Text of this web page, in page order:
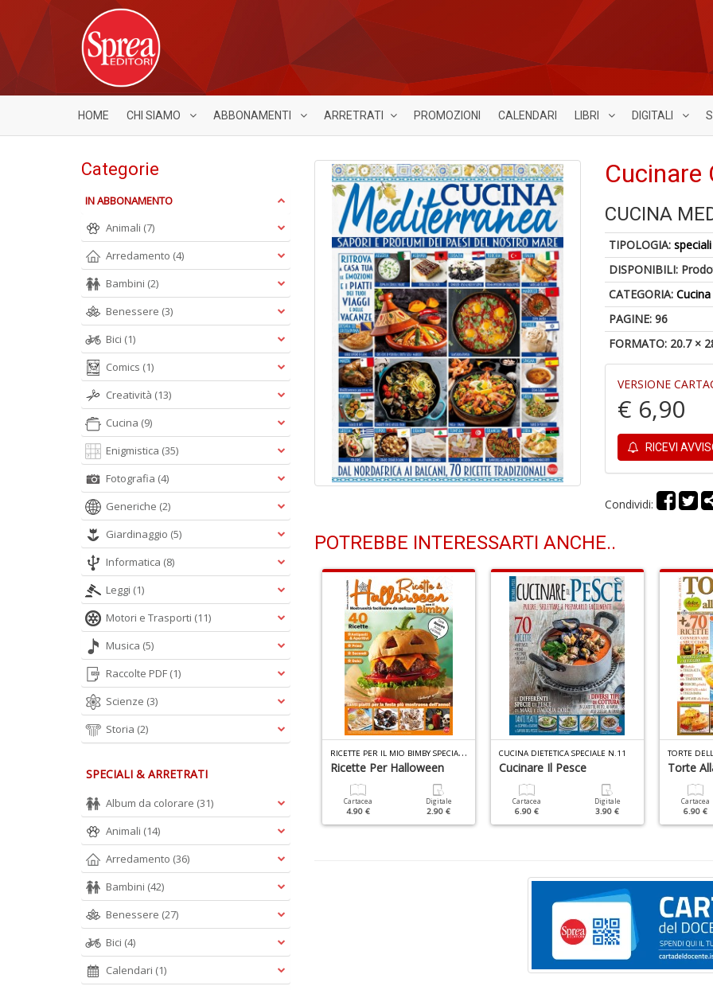
HOME CHI SIAMO ABBONAMENTI ARRETRATI PROMOZIONI CALENDARI LIBRI DIGITALI
Cucinare
CUCINA
TIPOLOGIA:speciali
DISPONIBILI:
CATEGORIA:Cucina
PAGINE: 96
FORMATO: 20.7 ×
VERSIONE
€ 6,90
RICEVI
Condividi:
POTREBBE INTERESSARTI ANCHE..
Della Nonna
Digitale
4.90 €
Frittelle
Cartacea
3.90 €
Digitale
R
ICETTE PER IL MIO BIMBY SPECIALE N.2
Ricette Per Halloween
Cartacea
4.90 €
Digitale
2.90 €
CUCINA DIETETICA SPECIALE N.11
Cucinare Il Pesce
Cartacea
6.90 €
Digitale
3.90 €
Torte
Cartacea
6.90 €
Categorie
IN ABBONAMENTO
Animali (7)
Arredamento (4)
Bambini (2)
Benessere (3)
Bici (1)
Comics (1)
Creatività (13)
Cucina (9)
Enigmistica (35)
Fotografia (4)
Generiche (2)
Giardinaggio (5)
Informatica (8)
Leggi (1)
Motori e Trasporti (11)
Musica (5)
Raccolte PDF (1)
Scienze (3)
Storia (2)
SPECIALI & ARRETRATI
Album da colorare (31)
Animali (14)
Arredamento (36)
Bambini (42)
Benessere (27)
Bici (4)
Calendari (1)